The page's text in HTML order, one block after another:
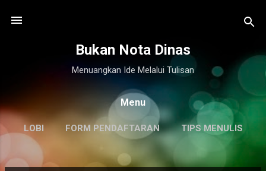
Bukan Nota Dinas
Menuangkan Ide Melalui Tulisan
Menu
LOBI FORM PENDAFTARAN TIPS MENULIS
KILAS BALIK